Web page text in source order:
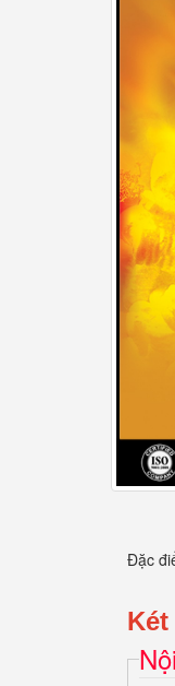
Đặc
Két